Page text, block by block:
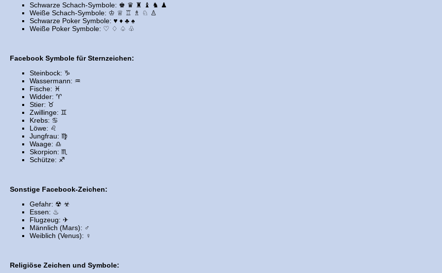
Schwarze Schach-Symbole: ♚ ♛ ♜ ♝ ♞ ♟
Weiße Schach-Symbole: ♔ ♕ ♖ ♗ ♘ ♙
Schwarze Poker Symbole: ♥ ♦ ♣ ♠
Weiße Poker Symbole: ♡ ♢ ♤ ♧
Facebook Symbole für Sternzeichen:
Steinbock: ♑
Wassermann: ♒
Fische: ♓
Widder: ♈
Stier: ♉
Zwillinge: ♊
Krebs: ♋
Löwe: ♌
Jungfrau: ♍
Waage: ♎
Skorpion: ♏
Schütze: ♐
Sonstige Facebook-Zeichen:
Gefahr: ☢ ☣
Essen: ♨
Flugzeug: ✈
Männlich (Mars): ♂
Weiblich (Venus): ♀
Religiöse Zeichen und Symbole: